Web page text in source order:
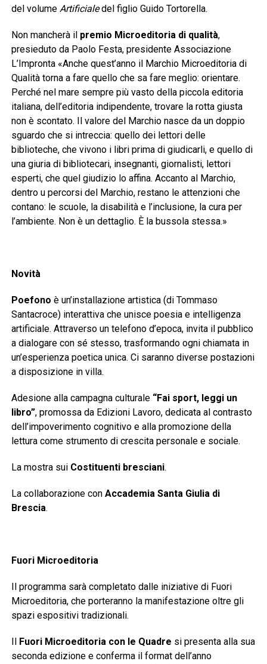
del volume Artificialedel figlio Guido Tortorella.
Non mancherà il premio Microeditoria di qualità,
presieduto da Paolo Festa, presidente Associazione
L’Impronta «Anche quest’anno il Marchio Microeditoria di
Qualità torna a fare quello che sa fare meglio: orientare.
Perché nel mare sempre più vasto della piccola editoria
italiana, dell’editoria indipendente, trovare la rotta giusta
non è scontato. Il valore del Marchio nasce da un doppio
sguardo che si intreccia: quello dei lettori delle
biblioteche, che vivono i libri prima di giudicarli, e quello di
una giuria di bibliotecari, insegnanti, giornalisti, lettori
esperti, che quel giudizio lo affina. Accanto al Marchio,
dentro u percorsi del Marchio, restano le attenzioni che
contano: le scuole, la disabilità e l’inclusione, la cura per
l’ambiente. Non è un dettaglio. È la bussola stessa.»
Novità
Poefono è un’installazione artistica (di Tommaso
Santacroce) interattiva che unisce poesia e intelligenza
artificiale. Attraverso un telefono d’epoca, invita il pubblico
a dialogare con sé stesso, trasformando ogni chiamata in
un’esperienza poetica unica. Ci saranno diverse postazioni
a disposizione in villa.
Adesione alla campagna culturale “Fai sport, leggi un
libro”, promossa da Edizioni Lavoro, dedicata al contrasto
dell’impoverimento cognitivo e alla promozione della
lettura come strumento di crescita personale e sociale.
La mostra sui Costituenti bresciani.
La collaborazione con Accademia Santa Giulia di
Brescia.
Fuori Microeditoria
Il programma sarà completato dalle iniziative di Fuori
Microeditoria, che porteranno la manifestazione oltre gli
spazi espositivi tradizionali.
Fuori Microeditoria con le Quadre si presenta alla sua
seconda edizione e conferma il format dell’anno